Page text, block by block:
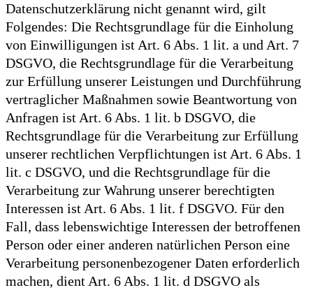
Datenschutzerklärung nicht genannt wird, gilt
Folgendes: Die Rechtsgrundlage für die Einholung
von Einwilligungen ist Art. 6 Abs. 1 lit. a und Art. 7
DSGVO, die Rechtsgrundlage für die Verarbeitung
zur Erfüllung unserer Leistungen und Durchführung
vertraglicher Maßnahmen sowie Beantwortung von
Anfragen ist Art. 6 Abs. 1 lit. b DSGVO, die
Rechtsgrundlage für die Verarbeitung zur Erfüllung
unserer rechtlichen Verpflichtungen ist Art. 6 Abs. 1
lit. c DSGVO, und die Rechtsgrundlage für die
Verarbeitung zur Wahrung unserer berechtigten
Interessen ist Art. 6 Abs. 1 lit. f DSGVO. Für den
Fall, dass lebenswichtige Interessen der betroffenen
Person oder einer anderen natürlichen Person eine
Verarbeitung personenbezogener Daten erforderlich
machen, dient Art. 6 Abs. 1 lit. d DSGVO als